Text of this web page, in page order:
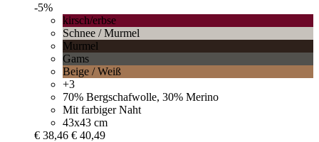
-5%
kirsch/erbse
Schnee / Murmel
Murmel
Gams
Beige / Weiß
+3
70% Bergschafwolle, 30% Merino
Mit farbiger Naht
43x43 cm
€ 38,46 € 40,49